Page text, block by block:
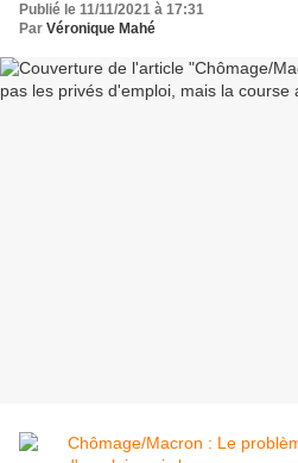
Publié le 11/11/2021 à 17:31
Par Véronique Mahé